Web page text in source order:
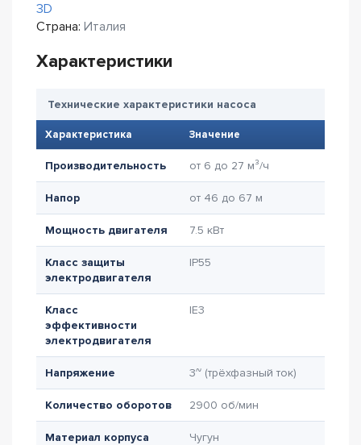
3D
Страна: Италия
Характеристики
Технические характеристики насоса
Характеристика Значение
Производительность от 6 до 27 м³/ч
Напор от 46 до 67 м
Мощность двигателя 7.5 кВт
Класс защиты
электродвигателя
IP55
Класс
эффективности
электродвигателя
IE3
Напряжение 3~ (трёхфазный ток)
Количество оборотов 2900 об/мин
Материал корпуса Чугун